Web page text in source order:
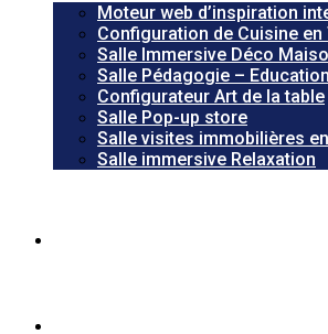
Moteur web d’inspiration
Configuration de Cuisine en
Salle Immersive Déco
Salle Pédagogie – Education
Configurateur Art de la table
Salle Pop-up store
Salle visites immobilières
Salle immersive Relaxation